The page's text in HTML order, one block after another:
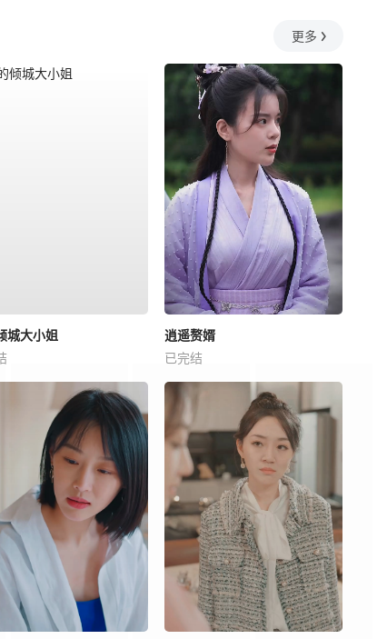
更多
城大小姐
逍遥赘婿
已完结